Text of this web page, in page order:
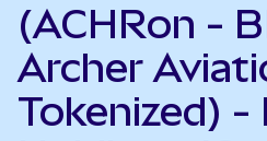
(ACHRon -
Archer
Tokenized) -